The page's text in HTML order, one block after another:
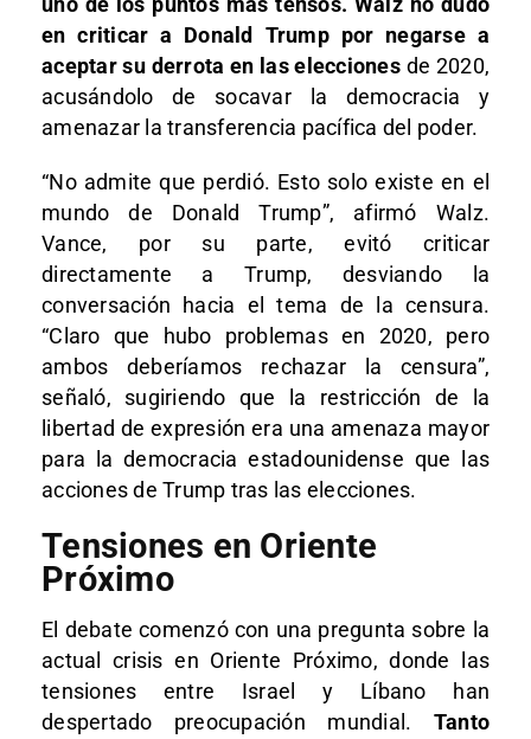
en criticar a Donald Trump por negarse a
aceptar su derrota en las eleccionesde 2020,
acusándolo de socavar la democracia y
amenazar la transferencia pacífica del poder.
“No admite que perdió. Esto solo existe en el
mundo de Donald Trump”, afirmó Walz.
Vance, por su parte, evitó criticar
directamente a Trump, desviando la
conversación hacia el tema de la censura.
“Claro que hubo problemas en 2020, pero
ambos deberíamos rechazar la censura”,
señaló, sugiriendo que la restricción de la
libertad de expresión era una amenaza mayor
para la democracia estadounidense que las
acciones de Trump tras las elecciones.
Tensiones en Oriente
Próximo
El debate comenzó con una pregunta sobre la
actual crisis en Oriente Próximo, donde las
tensiones entre Israel y Líbano han
despertado preocupación mundial. Tanto